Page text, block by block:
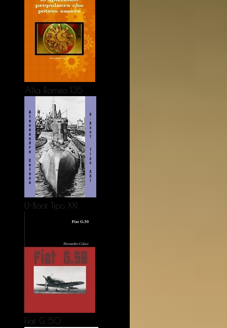
Alfa Romeo 135
U-Boot Tipo XXI
Fiat G 50